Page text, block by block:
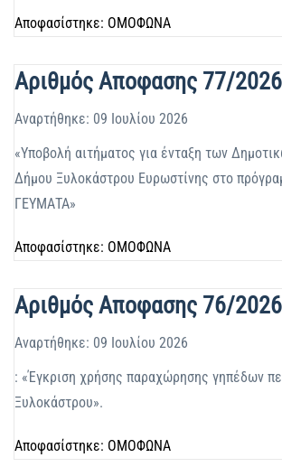
Αποφασίστηκε: ΟΜΟΦΩΝΑ
Αριθμός Αποφασης 77/2026
Αναρτήθηκε: 09 Ιουλίου 2026
«Υποβολή αιτήματος για ένταξη των
Δήμου Ξυλοκάστρου Ευρωστίνης στο
ΓΕΥΜΑΤΑ»
Αποφασίστηκε: ΟΜΟΦΩΝΑ
Αριθμός Αποφασης 76/2026
Αναρτήθηκε: 09 Ιουλίου 2026
: «Έγκριση χρήσης παραχώρησης γηπέδων
Ξυλοκάστρου».
Αποφασίστηκε: ΟΜΟΦΩΝΑ